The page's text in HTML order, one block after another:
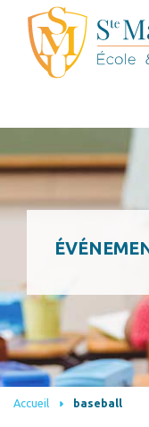
Accueil baseball